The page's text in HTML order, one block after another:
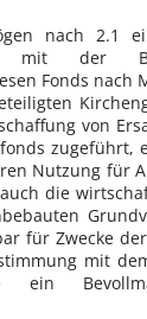
nach 2.1
mit der
Fonds nach
von
zugeführt,
Nutzung für
die
für Zwecke
mit
ein